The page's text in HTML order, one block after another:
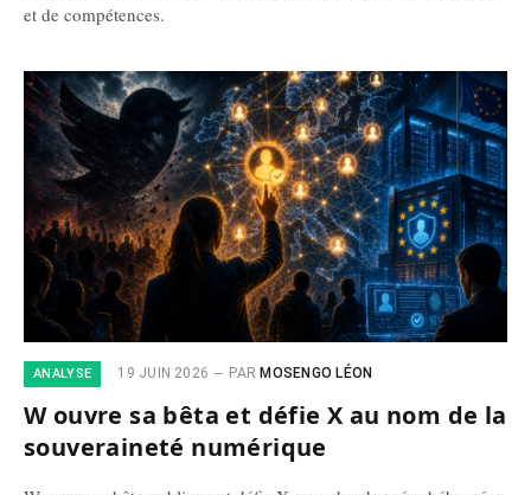
et de compétences.
ANALYSE 19 JUIN 2026 PAR MOSENGO LÉON
W ouvre sa bêta et défie X au nom de la
souveraineté numérique